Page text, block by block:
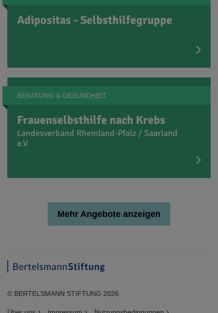
Adipositas - Selbsthilfegruppe
BERATUNG & GESUNDHEIT
Frauenselbsthilfe nach Krebs
Landesverband Rheinland-Pfalz / Saarland
e.V
Mehr Angebote anzeigen
© BERTELSMANN STIFTUNG 2026